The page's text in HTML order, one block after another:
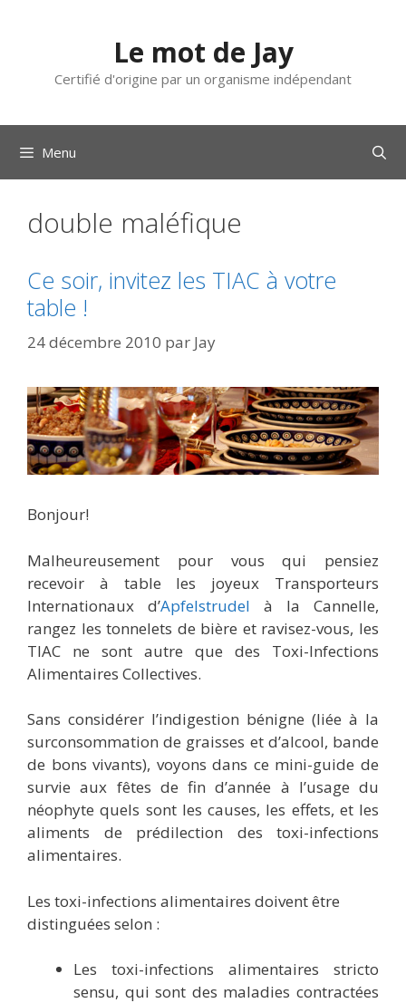
Le mot de Jay
Certifié d'origine par un organisme indépendant
Menu
double maléfique
Ce soir, invitez les TIAC à votre
table !
24 décembre 2010 par Jay
Bonjour!
Malheureusement pour vous qui pensiez
recevoir à table les joyeux Transporteurs
Internationaux d’Apfelstrudel à la Cannelle,
rangez les tonnelets de bière et ravisez-vous, les
TIAC ne sont autre que des Toxi-Infections
Alimentaires Collectives.
Sans considérer l’indigestion bénigne (liée à la
surconsommation de graisses et d’alcool, bande
de bons vivants), voyons dans ce mini-guide de
survie aux fêtes de fin d’année à l’usage du
néophyte quels sont les causes, les effets, et les
aliments de prédilection des toxi-infections
alimentaires.
Les toxi-infections alimentaires doivent être
distinguées selon :
Les toxi-infections alimentaires stricto
sensu, qui sont des maladies contractées